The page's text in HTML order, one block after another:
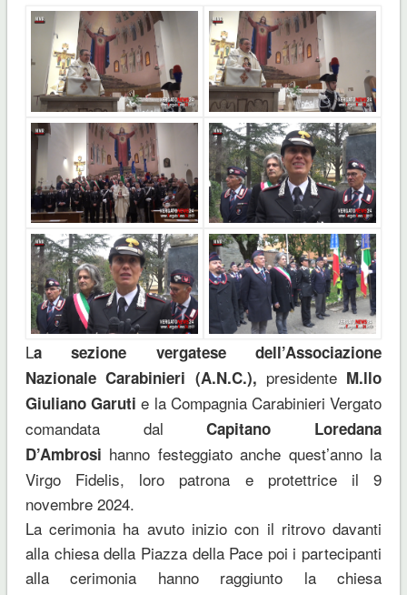
La sezione vergatese dell’Associazione
Nazionale Carabinieri (A.N.C.), presidente M.llo
Giuliano Garuti e la Compagnia Carabinieri Vergato
comandata dalCapitano Loredana
D’Ambrosi hanno festeggiato anche quest’anno la
Virgo Fidelis, loro patrona e protettrice il 9
novembre 2024.
La cerimonia ha avuto inizio con il ritrovo davanti
alla chiesa della Piazza della Pace poi i partecipanti
alla cerimonia hanno raggiunto la chiesa